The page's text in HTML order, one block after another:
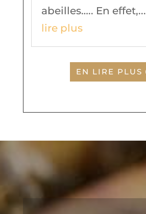
abeilles….. En effet,...
lire plus
EN LIRE PLUS